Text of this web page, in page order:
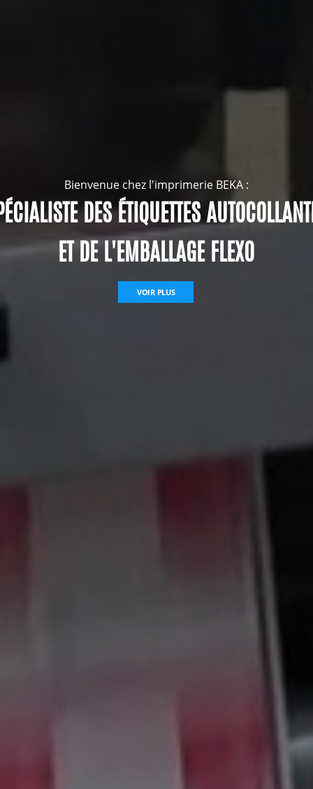
Bienvenue chez l'imprimerie BEKA :
DES ÉTIQUETTES
ET DE L'EMBALLAGE FLEXO
VOIR PLUS